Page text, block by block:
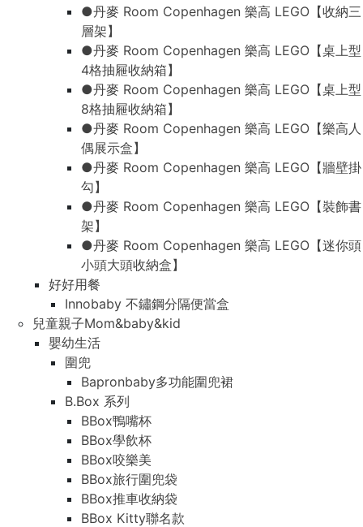
●丹麥 Room Copenhagen 樂高 LEGO【收納三
層架】
●丹麥 Room Copenhagen 樂高 LEGO【桌上型
4格抽屜收納箱】
●丹麥 Room Copenhagen 樂高 LEGO【桌上型
8格抽屜收納箱】
●丹麥 Room Copenhagen 樂高 LEGO【樂高人
偶展示盒】
●丹麥 Room Copenhagen 樂高 LEGO【牆壁掛
勾】
●丹麥 Room Copenhagen 樂高 LEGO【裝飾書
架】
●丹麥 Room Copenhagen 樂高 LEGO【迷你頭
小頭大頭收納盒】
好好用餐
Innobaby 不鏽鋼分隔便當盒
兒童親子Mom&baby&kid
嬰幼生活
圍兜
Bapronbaby多功能圍兜裙
B.Box 系列
BBox鴨嘴杯
BBox學飲杯
BBox咬樂美
BBox旅行圍兜袋
BBox推車收納袋
BBox Kitty聯名款